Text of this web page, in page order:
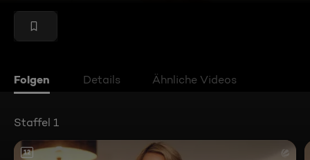
Folgen Details Ähnliche Videos
Staffel 1
12